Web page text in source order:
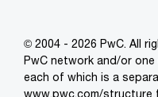
© 2004 - 2026 PwC. All
PwC network and/or
each of which is a
www.pwc.com/